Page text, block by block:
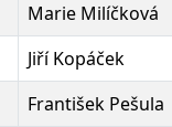
Marie Milíčková
Jiří Kopáček
František Pešula